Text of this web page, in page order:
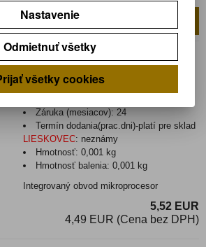
ks
Nie je na sklade
MHB 8080 A
Katalógové číslo:010192 Výrobca:Tesla
Záruka (mesiacov): 24
Termín dodania(prac.dni)-platí pre sklad
LIESKOVEC: neznámy
Hmotnosť:0,001 kg
Hmotnosť balenia:0,001 kg
Integrovaný obvod mikroprocesor
5,52 EUR
4,49 EUR (Cena bez DPH)
Nastavenie
Odmietnuť všetky
všetky cookies